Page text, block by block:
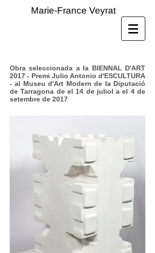
Marie-France Veyrat
Obra seleccionada a la BIENNAL D'ART
2017 - Premi Julio Antonio d'ESCULTURA
- al Museu d'Art Modern de la Diputació
de Tarragona de el 14 de juliol a el 4 de
setembre de 2017